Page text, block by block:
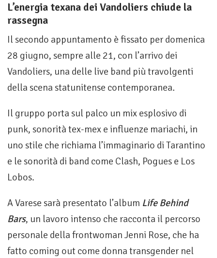
L’energia texana dei Vandoliers chiude la
rassegna
Il secondo appuntamento è fissato per domenica
28 giugno, sempre alle 21, con l’arrivo dei
Vandoliers, una delle live band più travolgenti
della scena statunitense contemporanea.
Il gruppo porta sul palco un mix esplosivo di
punk, sonorità tex-mex e influenze mariachi, in
uno stile che richiama l’immaginario di Tarantino
e le sonorità di band come Clash, Pogues e Los
Lobos.
A Varese sarà presentato l’album Life Behind
Bars, un lavoro intenso che racconta il percorso
personale della frontwoman Jenni Rose, che ha
fatto coming out come donna transgender nel